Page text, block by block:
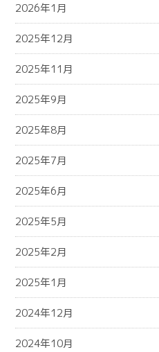
2026年1月
2025年12月
2025年11月
2025年9月
2025年8月
2025年7月
2025年6月
2025年5月
2025年2月
2025年1月
2024年12月
2024年10月